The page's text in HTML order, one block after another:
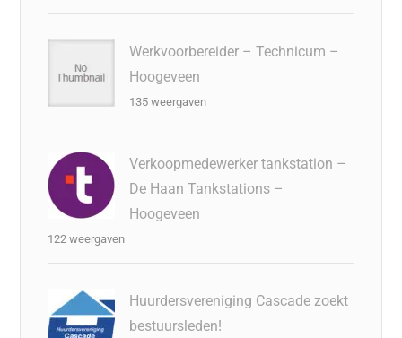
Werkvoorbereider – Technicum –
Hoogeveen
135 weergaven
Verkoopmedewerker tankstation –
De Haan Tankstations –
Hoogeveen
122 weergaven
Huurdersvereniging Cascade zoekt
bestuursleden!